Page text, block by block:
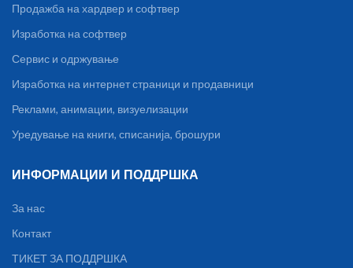
Продажба на хардвер и софтвер
Изработка на софтвер
Сервис и одржување
Изработка на интернет страници и продавници
Реклами, анимации, визуелизации
Уредување на книги, списанија, брошури
ИНФОРМАЦИИ И ПОДДРШКА
За нас
Контакт
ТИКЕТ ЗА ПОДДРШКА